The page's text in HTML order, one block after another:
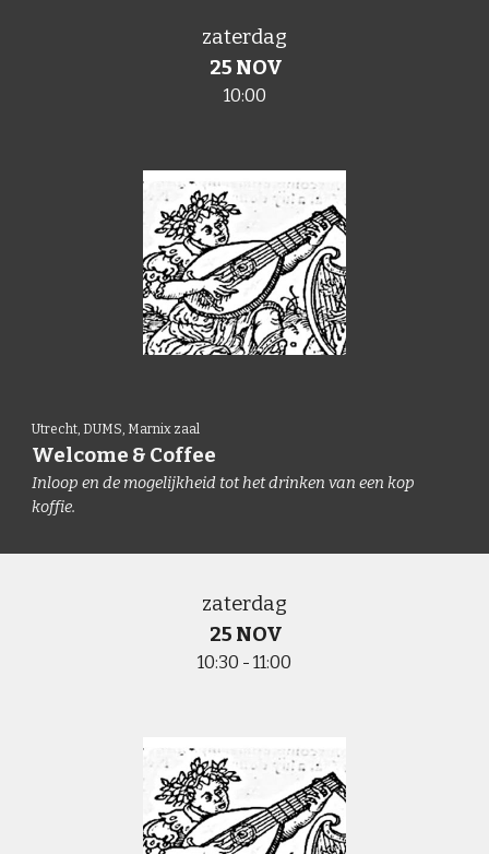
zaterdag
25 NOV
10:00
Utrecht, DUMS, Marnix zaal
Welcome & Coffee
Inloop en de mogelijkheid tot het drinken van een kop
koffie.
zaterdag
25 NOV
10:30 - 11:00